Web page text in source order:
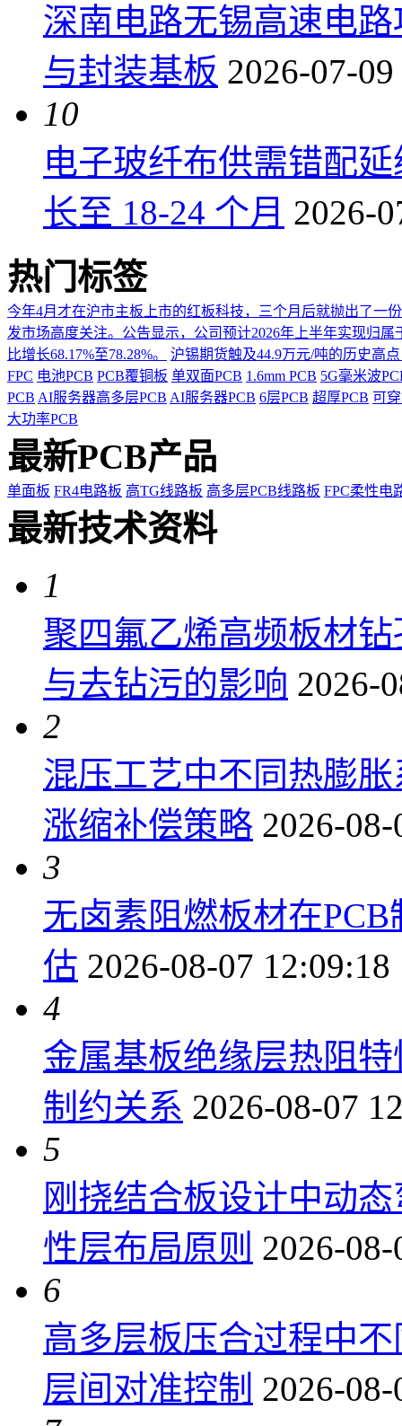
深南电路无锡高速电
与封装基板 2026-07-09
10
电子玻纤布供需错配
长至 18-24 个月 2026-
热门标签
今年4月才在沪市主板上市的红板科技，三个月后就抛出了一
发市场高度关注。公告显示，公司预计2026年上半年实现归
比增长68.17%至78.28%。
沪锡期货触及44.9万元/吨的历史高
FPC 电池PCB PCB覆铜板 单双面PCB 1.6mm PCB 5G毫米波
PCB AI服务器高多层PCB AI服务器PCB 6层PCB 超厚PCB 可
大功率PCB
最新PCB产品
单面板 FR4电路板 高TG线路板 高多层PCB线路板 FPC柔性电
最新技术资料
1
聚四氟乙烯高频板材
与去钻污的影响 2026-
2
混压工艺中不同热膨
涨缩补偿策略 2026-
3
无卤素阻燃板材在
估 2026-08-07 12:09:18
4
金属基板绝缘层热阻
制约关系 2026-08-07
5
刚挠结合板设计中动
性层布局原则 2026-
6
高多层板压合过程中
层间对准控制 2026-